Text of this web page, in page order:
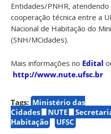
Entidades/PNHR, atendendo
cooperação técnica entre a
Nacional de Habitação do
(SNH/MCidades).
Mais informações no Edital
http://www.nute.ufsc.br
Tags: Ministério das
Cidades
NUTE
Habitação
UFSC